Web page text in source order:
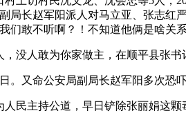
长赵军阳派人对马立亚、张志红
们敢不听啊？！不知道他俩是啥关
没人敢为你家做主，在顺平县张书
又命公安局副局长赵军阳多次恐
民主持公道，早日铲除张丽娟这颗